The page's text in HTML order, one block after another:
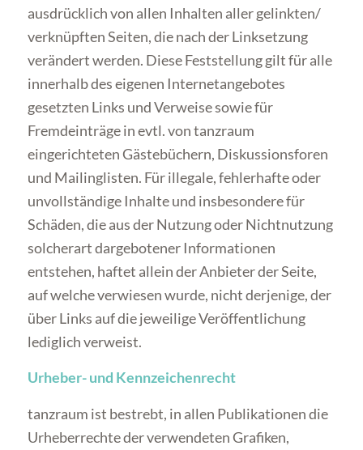
ausdrücklich von allen Inhalten aller gelinkten/
verknüpften Seiten, die nach der Linksetzung
verändert werden. Diese Feststellung gilt für alle
innerhalb des eigenen Internetangebotes
gesetzten Links und Verweise sowie für
Fremdeinträge in evtl. von tanzraum
eingerichteten Gästebüchern, Diskussionsforen
und Mailinglisten. Für illegale, fehlerhafte oder
unvollständige Inhalte und insbesondere für
Schäden, die aus der Nutzung oder Nichtnutzung
solcherart dargebotener Informationen
entstehen, haftet allein der Anbieter der Seite,
auf welche verwiesen wurde, nicht derjenige, der
über Links auf die jeweilige Veröffentlichung
lediglich verweist.
Urheber- und Kennzeichenrecht
tanzraum ist bestrebt, in allen Publikationen die
Urheberrechte der verwendeten Grafiken,